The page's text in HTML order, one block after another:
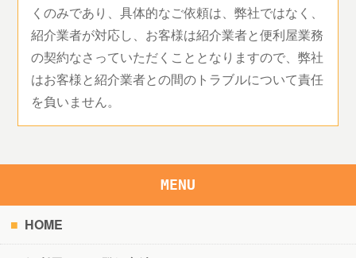
くのみであり、具体的なご依頼は、弊社ではなく、
紹介業者が対応し、お客様は紹介業者と便利屋業務
の契約なさっていただくこととなりますので、弊社
はお客様と紹介業者との間のトラブルについて責任
を負いません。
MENU
HOME